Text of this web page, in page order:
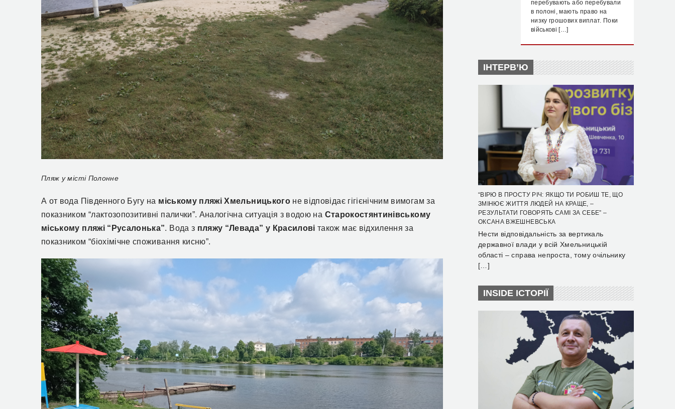
Пляж у місті Полонне
А от вода Південного Бугу на міському пляжі Хмельницькогоне відповідає гігієнічним вимогам за
показником “лактозопозитивні палички”. Аналогічна ситуація з водою на Старокостянтинівському
міському пляжі “Русалонька”. Вода з пляжу “Левада” у Красилові також має відхилення за
показником “біохімічне споживання кисню”.
перебувають або перебували
в полоні, мають право на
низку грошових виплат. Поки
військові […]
ІНТЕРВ’Ю
“ВІРЮ В ПРОСТУ РІЧ: ЯКЩО ТИ РОБИШ ТЕ, ЩО
ЗМІНЮЄ ЖИТТЯ ЛЮДЕЙ НА КРАЩЕ, –
РЕЗУЛЬТАТИ ГОВОРЯТЬ САМІ ЗА СЕБЕ” –
ОКСАНА ВЖЕШНЕВСЬКА
Нести відповідальність за вертикаль
державної влади у всій Хмельницькій
області – справа непроста, тому очільнику
[…]
INSIDE ІСТОРІЇ